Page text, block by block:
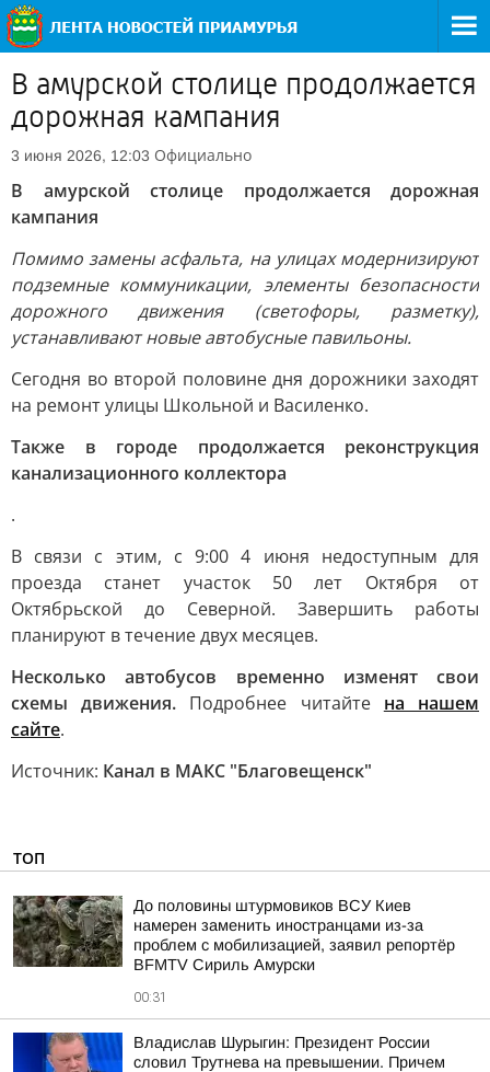
В амурской столице продолжается
дорожная кампания
3 июня 2026, 12:03 Официально
В амурской столице продолжается дорожная
кампания
Помимо замены асфальта, на улицах модернизируют
подземные коммуникации, элементы безопасности
дорожного движения (светофоры, разметку),
устанавливают новые автобусные павильоны.
Сегодня во второй половине дня дорожники заходят
на ремонт улицы Школьной и Василенко.
Также в городе продолжается реконструкция
канализационного коллектора
.
В связи с этим, с 9:00 4 июня недоступным для
проезда станет участок 50 лет Октября от
Октябрьской до Северной. Завершить работы
планируют в течение двух месяцев.
Несколько автобусов временно изменят свои
схемы движения. Подробнее читайте на нашем
сайте.
Источник: Канал в МАКС "Благовещенск"
ТОП
До половины штурмовиков ВСУ Киев
намерен заменить иностранцами из-за
проблем с мобилизацией, заявил репортёр
BFMTV Сириль Амурски
00:31
Владислав Шурыгин: Президент России
словил Трутнева на превышении. Причем